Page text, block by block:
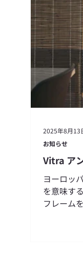
Vitra ア
ヨーロッ
を意味す
フレーム
お知らせ
2025年8月13